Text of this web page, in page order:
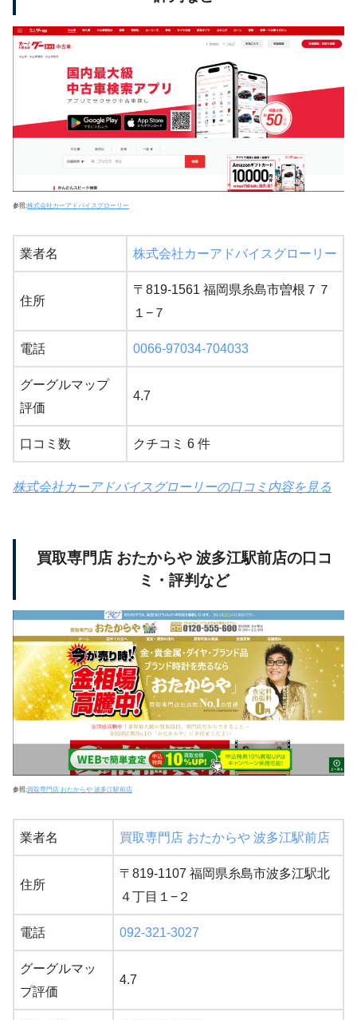
参照:株式会社カーアドバイスグローリー
業者名 株式会社カーアドバイスグローリー
住所
〒819-1561 福岡県糸島市曽根７７
１−７
電話 0066-97034-704033
グーグルマップ
評価
4.7
口コミ数 クチコミ 6 件
株式会社カーアドバイスグローリーの口コミ内容を見る
買取専門店 おたからや 波多江駅前店の口コ
ミ・評判など
参照:買取専門店 おたからや 波多江駅前店
業者名 買取専門店 おたからや 波多江駅前店
住所
〒819-1107 福岡県糸島市波多江駅北
４丁目１−２
電話 092-321-3027
グーグルマッ
プ評価
4.7